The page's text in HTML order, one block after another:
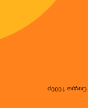
Скидка 1000р